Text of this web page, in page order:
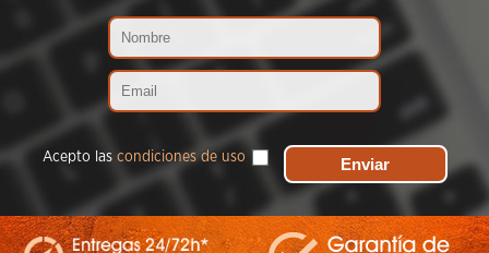
Acepto las condiciones de uso